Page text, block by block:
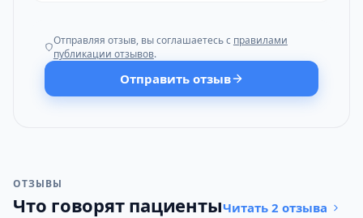
Отправляя отзыв, вы соглашаетесь с правилами
публикации отзывов.
Отправить отзыв
ОТЗЫВЫ
Что говорят пациентыЧитать 2 отзыва